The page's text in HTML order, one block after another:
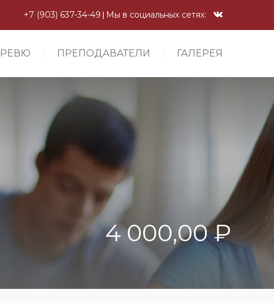
+7 (903) 637-34-49 Мы в социальных сетях:
РЕВЮ ПРЕПОДАВАТЕЛИ ГАЛЕРЕЯ
4 000,00 ₽